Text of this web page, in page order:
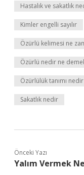
Hastalık ve sakatlık
Kimler engelli sayılır
Özürlü kelimesi ne
Özürlü nedir ne
Özürlülük tanımı nedir
Sakatlık nedir
Önceki Yazı
Yalım Vermek